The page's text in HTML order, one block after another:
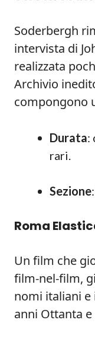
Soderbergh
intervista di
realizzata
Archivio
compongono
Durata:
rari.
Sezione
Roma
Un film che
film‑nel‑film,
nomi italiani
anni Ottanta